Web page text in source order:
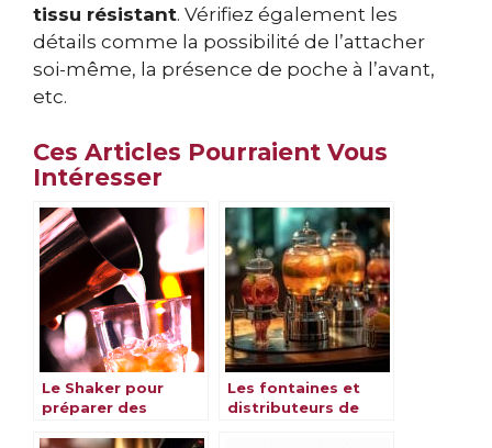
tissu résistant. Vérifiez également les
détails comme la possibilité de l’attacher
soi-même, la présence de poche à l’avant,
etc.
Ces Articles Pourraient Vous
Intéresser
Le Shaker pour
préparer des
Les fontaines et
distributeurs de